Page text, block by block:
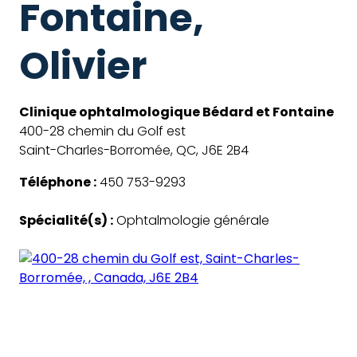
Fontaine,
Olivier
Clinique ophtalmologique Bédard et Fontaine
400-28 chemin du Golf est
Saint-Charles-Borromée, QC, J6E 2B4
Téléphone :450 753-9293
Spécialité(s) :Ophtalmologie générale